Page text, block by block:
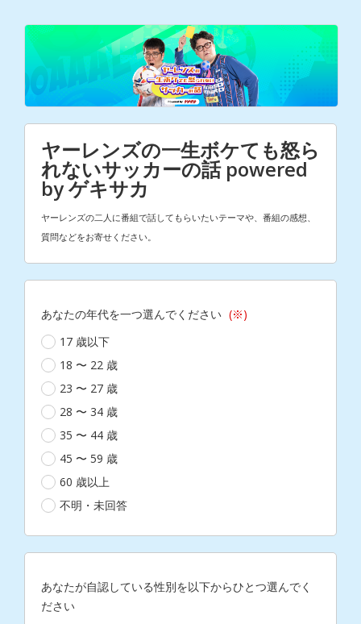
ヤーレンズの一生ボケても怒ら
れないサッカーの話 powered
by ゲキサカ
ヤーレンズの二人に番組で話してもらいたいテーマや、番組の感想、
質問などをお寄せください。
あなたの年代を一つ選んでください (※)
17 歳以下
18 〜 22 歳
23 〜 27 歳
28 〜 34 歳
35 〜 44 歳
45 〜 59 歳
60 歳以上
不明・未回答
あなたが自認している性別を以下からひとつ選んでく
ださい